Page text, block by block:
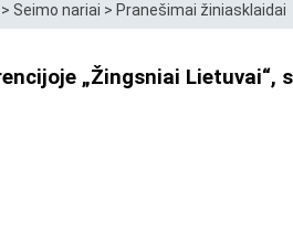
> Seimo nariai > Pranešimai žiniasklaidai
„Žingsniai Lietuvai“,